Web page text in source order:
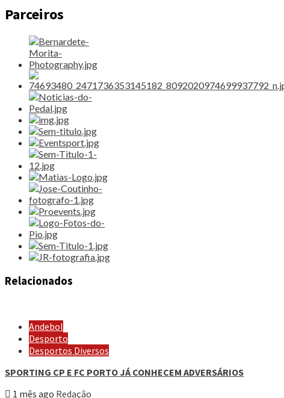
14
ganham
Major
nacional"
Parceiros
Relacionados
Andebol
Desporto
Desportos Diversos
SPORTING CP E FC PORTO JÁ CONHECEM ADVERSÁRIOS
1 mês ago Redação